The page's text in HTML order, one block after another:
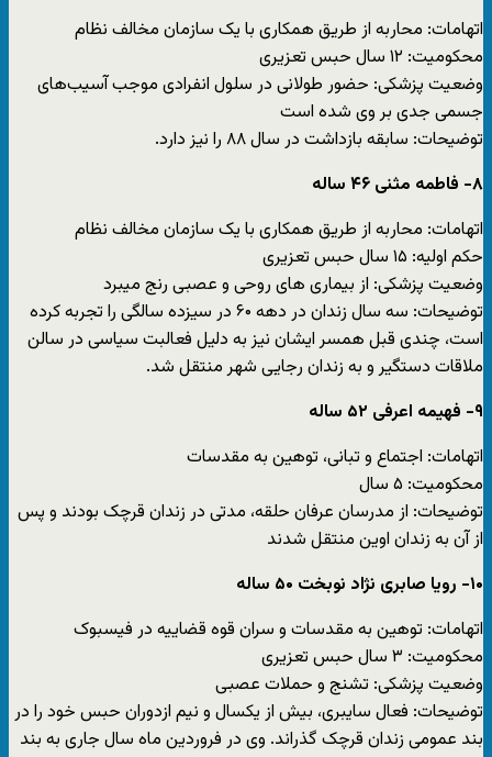
اتهامات: محاربه از طریق همکاری با یک سازمان مخالف نظام
محکومیت: ۱۲ سال حبس تعزیری
وضعیت پزشکی: حضور طولانی در سلول انفرادی موجب آسیب‌های
جسمی جدی بر وی شده است
توضیحات: سابقه بازداشت در سال ۸۸ را نیز دارد.
۸- فاطمه مثنی ۴۶ ساله
اتهامات: محاربه از طریق همکاری با یک سازمان مخالف نظام
حکم اولیه: ۱۵ سال حبس تعزیری
وضعیت پزشکی: از بیماری های روحی و عصبی رنج میبرد
توضیحات: سه سال زندان در دهه ۶۰ در سیزده سالگی را تجربه کرده
است، چندی قبل همسر ایشان نیز به دلیل فعالبت سیاسی در سالن
ملاقات دستگیر و به زندان رجایی شهر منتقل شد.
۹- فهیمه اعرفی ۵۲ ساله
اتهامات: اجتماع و تبانی، توهین به مقدسات
محکومیت: ۵ سال
توضیحات: از مدرسان عرفان حلقه، مدتی در زندان قرچک بودند و پس
از آن به زندان اوین منتقل شدند
۱۰- رویا صابری نژاد نوبخت ۵۰ ساله
اتهامات: توهین به مقدسات و سران قوه قضاییه در فیسبوک
محکومیت: ۳ سال حبس تعزیری
وضعیت پزشکی: تشنج و حملات عصبی
توضیحات: فعال سایبری، بیش از یکسال و نیم ازدوران حبس خود را در
بند عمومی زندان قرچک گذراند. وی در فروردین ماه سال جاری به بند